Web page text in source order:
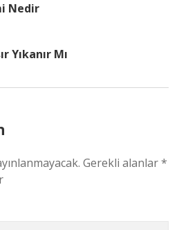
Nedir
Yıkanır Mı
Gerekli alanlar*